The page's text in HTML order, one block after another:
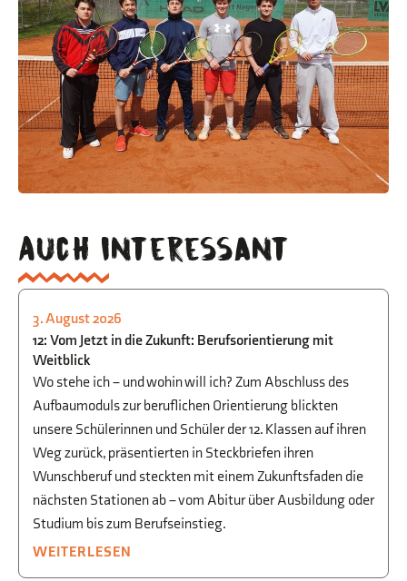
Auch interessant
STUDIEN- UND BERUFSORIENTIERUNG
3. August 2026
12: Vom Jetzt in die Zukunft: Berufsorientierung mit
Weitblick
Wo stehe ich – und wohin will ich? Zum Abschluss des
Aufbaumoduls zur beruflichen Orientierung blickten
unsere Schülerinnen und Schüler der 12. Klassen auf ihren
Weg zurück, präsentierten in Steckbriefen ihren
Wunschberuf und steckten mit einem Zukunftsfaden die
nächsten Stationen ab – vom Abitur über Ausbildung oder
Studium bis zum Berufseinstieg.
WEITERLESEN